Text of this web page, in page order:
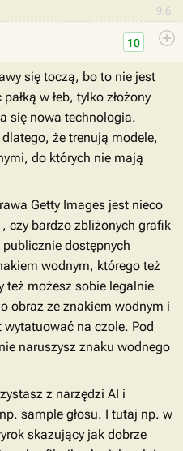
9.6
10
się toczą, bo to nie jest
w łeb, tylko złożony
się nowa technologia.
dlatego, że trenują modele,
do których nie mają
Getty Images jest nieco
czy bardzo zbliżonych grafik
dostępnych
wodnym, którego też
też możesz sobie legalnie
obraz ze znakiem wodnym i
na czole. Pod
naruszysz znaku wodnego
z narzędzi AI i
sample głosu. I tutaj np. w
skazujący jak dobrze